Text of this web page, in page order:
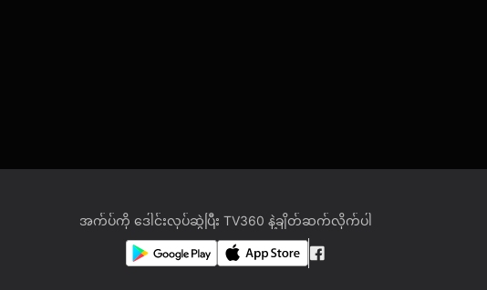
အက်ပ်ကို ဒေါင်းလုပ်ဆွဲပြီး TV360 နဲ့ချိတ်ဆက်လိုက်ပါ